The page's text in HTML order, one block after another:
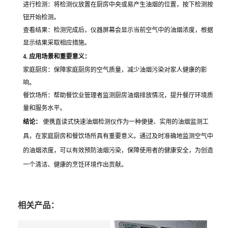
进行检测：将检测仪放置在厨房中央或易产生油烟的位置，按下检测按
钮开始检测。
查看结果：检测完成后，仪器屏幕会显示当前空气中的油烟浓度，根据
显示结果采取相应措施。
4. 应用场景和重要意义：
家庭厨房：保障家庭厨房的空气质量，减少油烟污染对家人健康的影
响。
餐饮场所：帮助餐饮业管理者监测厨房油烟排放情况，提升餐厅环境质
量和服务水平。
结论：
便携直读式快速油烟检测仪作为一种便捷、实用的油烟监测工
具，在家庭厨房和餐饮场所具有重要意义。通过及时准确地监测空气中
的油烟浓度，可以有效预防油烟污染，保障使用者的健康安全，为创造
一个清洁、健康的烹饪环境作出贡献。
相关产品：